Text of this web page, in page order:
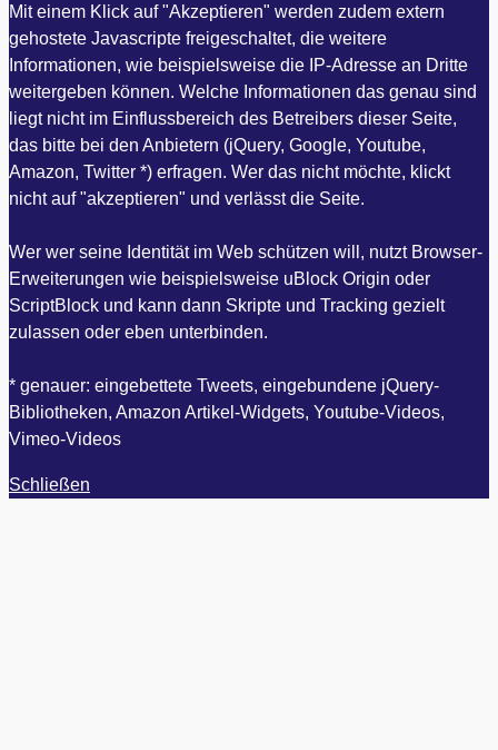
Mit einem Klick auf "Akzeptieren" werden zudem extern
gehostete Javascripte freigeschaltet, die weitere
Informationen, wie beispielsweise die IP-Adresse an Dritte
weitergeben können. Welche Informationen das genau sind
liegt nicht im Einflussbereich des Betreibers dieser Seite,
das bitte bei den Anbietern (jQuery, Google, Youtube,
Amazon, Twitter *) erfragen. Wer das nicht möchte, klickt
nicht auf "akzeptieren" und verlässt die Seite.
Wer wer seine Identität im Web schützen will, nutzt Browser-
Erweiterungen wie beispielsweise uBlock Origin oder
ScriptBlock und kann dann Skripte und Tracking gezielt
zulassen oder eben unterbinden.
* genauer: eingebettete Tweets, eingebundene jQuery-
Bibliotheken, Amazon Artikel-Widgets, Youtube-Videos,
Vimeo-Videos
Schließen